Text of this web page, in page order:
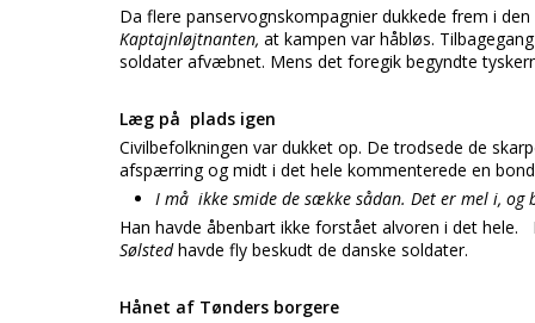
Da flere panservognskompagnier dukkede frem i
Kaptajnløjtnanten, at kampen var håbløs.
soldater afvæbnet. Mens det foregik begyndte
Læg på plads igen
Civilbefolkningen var dukket op. De trodsede de
afspærring og midt i det hele kommenterede en
I må ikke smide de sække sådan. Det er mel i,
Han havde åbenbart ikke forstået alvoren i det
Sølstedhavde fly beskudt de danske soldater.
Hånet af Tønders borgere